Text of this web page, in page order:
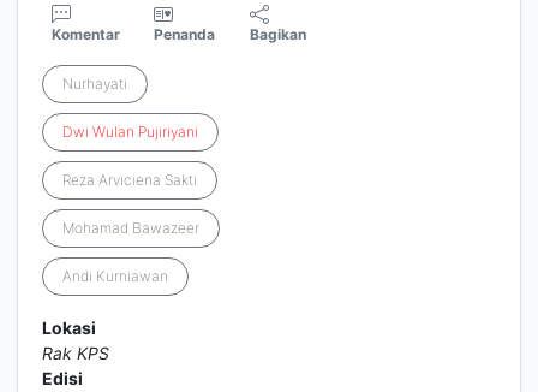
Komentar Penanda Bagikan
Nurhayati
Dwi Wulan Pujiriyani
Reza Arviciena Sakti
Mohamad Bawazeer
Andi Kurniawan
Lokasi
Rak KPS
Edisi